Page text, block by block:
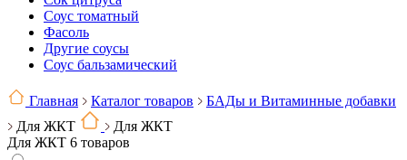
Соус томатный
Фасоль
Другие соусы
Соус бальзамический
Главная Каталог товаров
БАДы и Витаминные добавки
Для ЖКТ
Для ЖКТ
Для ЖКТ 6 товаров